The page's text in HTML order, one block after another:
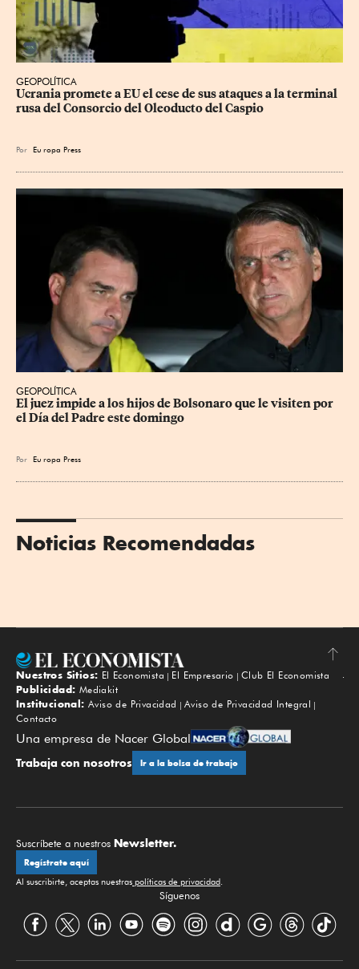
GEOPOLÍTICA
Ucrania promete a EU el cese de sus ataques a la terminal
rusa del Consorcio del Oleoducto del Caspio
Por Eu ropa Press
GEOPOLÍTICA
El juez impide a los hijos de Bolsonaro que le visiten por
el Día del Padre este domingo
Por Eu ropa Press
Noticias Recomendadas
Subir
Nuestros Sitios: El Economista El Empresario
Club El Economista
Publicidad: Mediakit
Institucional: Aviso de Privacidad
Aviso de Privacidad Integral
Contacto
Una empresa de Nacer Global
Trabaja con nosotros Ir a la bolsa de trabajo
Suscríbete a nuestros Newsletter.
Regístrate aquí
Al suscribirte, aceptas nuestras políticas de privacidad.
Síguenos